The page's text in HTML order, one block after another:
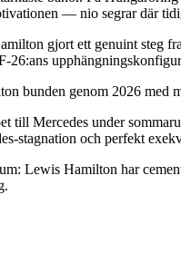
— nio segrar där
gjort ett genuint steg
26:ans
bunden genom 2026 med
till Mercedes under
stagnation och perfekt
Lewis Hamilton har